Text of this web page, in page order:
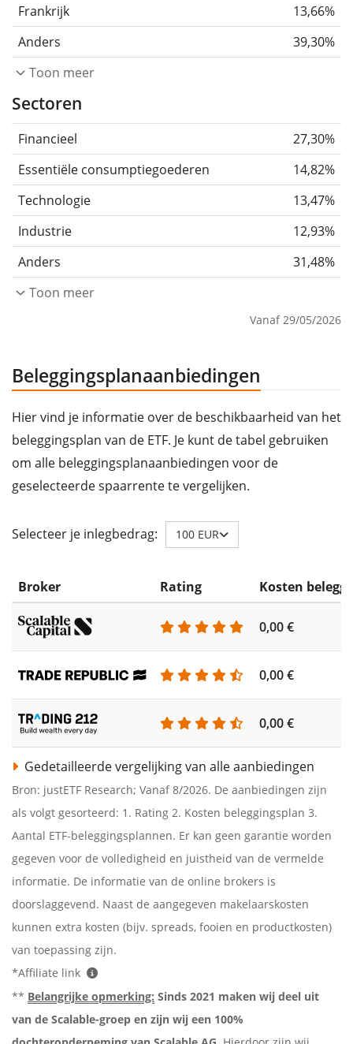
Frankrijk
13,66%
Anders
39,30%
Toon meer
Sectoren
Financieel
27,30%
Essentiële consumptiegoederen
14,82%
Technologie
13,47%
Industrie
12,93%
Anders
31,48%
Toon meer
Vanaf 29/05/2026
Beleggingsplanaanbiedingen
Hier vind je informatie over de beschikbaarheid van het
beleggingsplan van de ETF. Je kunt de tabel gebruiken
om alle beleggingsplanaanbiedingen voor de
geselecteerde spaarrente te vergelijken.
Selecteer je inlegbedrag: 100 EUR
Broker Rating Kosten
0,00 €
0,00 €
0,00 €
Gedetailleerde vergelijking van alle aanbiedingen
Bron: justETF Research; Vanaf 8/2026. De aanbiedingen zijn
als volgt gesorteerd: 1. Rating 2. Kosten beleggingsplan 3.
Aantal ETF-beleggingsplannen. Er kan geen garantie worden
gegeven voor de volledigheid en juistheid van de vermelde
informatie. De informatie van de online brokers is
doorslaggevend. Naast de aangegeven makelaarskosten
kunnen extra kosten (bijv. spreads, fooien en productkosten)
van toepassing zijn.
*Affiliate link
** Belangrijke opmerking: Sinds 2021 maken wij deel uit
van de Scalable-groep en zijn wij een 100%